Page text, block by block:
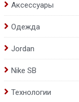
Аксессуары
Одежда
Jordan
Nike SB
Технологии